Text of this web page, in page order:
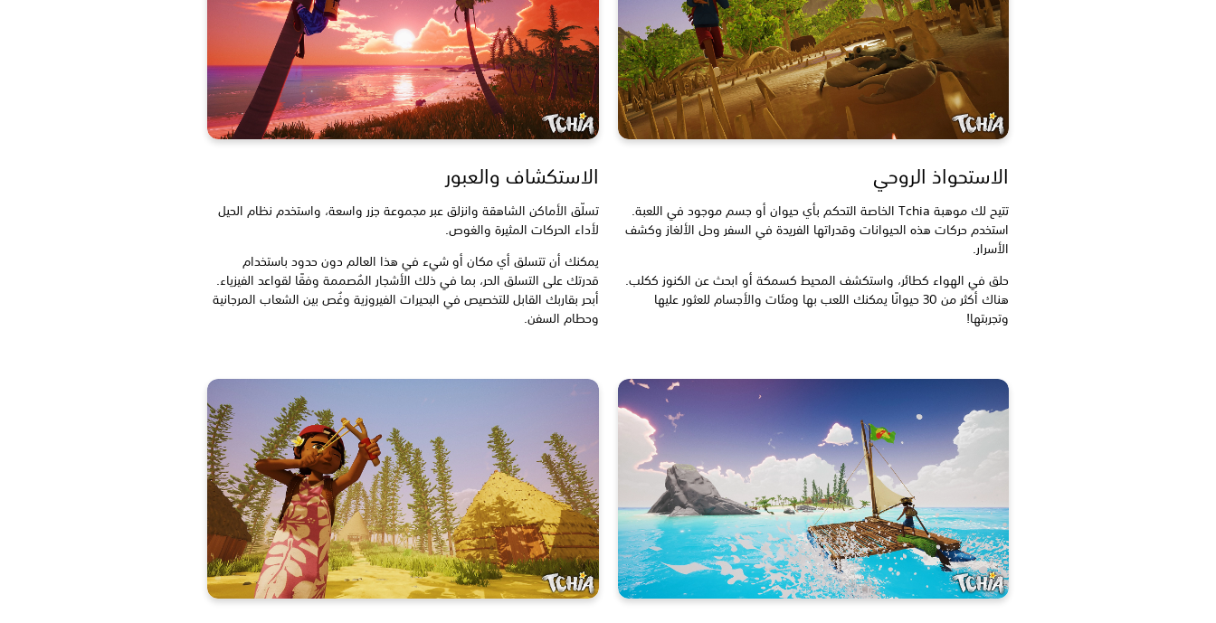
الاستكشاف والعبور
تسلّق الأماكن الشاهقة وانزلق عبر مجموعة جزر واسعة، واستخدم نظام الحيل
لأداء الحركات المثيرة والغوص.
يمكنك أن تتسلق أي مكان أو شيء في هذا العالم دون حدود باستخدام
قدرتك على التسلق الحر، بما في ذلك الأشجار المُصممة وفقًا لقواعد الفيزياء.
أبحر بقاربك القابل للتخصيص في البحيرات الفيروزية وغُص بين الشعاب المرجانية
وحطام السفن.
الاستحواذ الروحي
تتيح لك موهبة Tchia الخاصة التحكم بأي حيوان أو جسم موجود في اللعبة.
استخدم حركات هذه الحيوانات وقدراتها الفريدة في السفر وحل الألغاز وكشف
الأسرار.
حلق في الهواء كطائر، واستكشف المحيط كسمكة أو ابحث عن الكنوز ككلب.
هناك أكثر من 30 حيوانًا يمكنك اللعب بها ومئات والأجسام للعثور عليها
وتجربتها!